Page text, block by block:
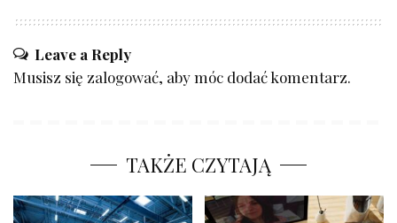
Leave a Reply
Musisz się zalogować, aby móc dodać komentarz.
TAKŻE CZYTAJĄ